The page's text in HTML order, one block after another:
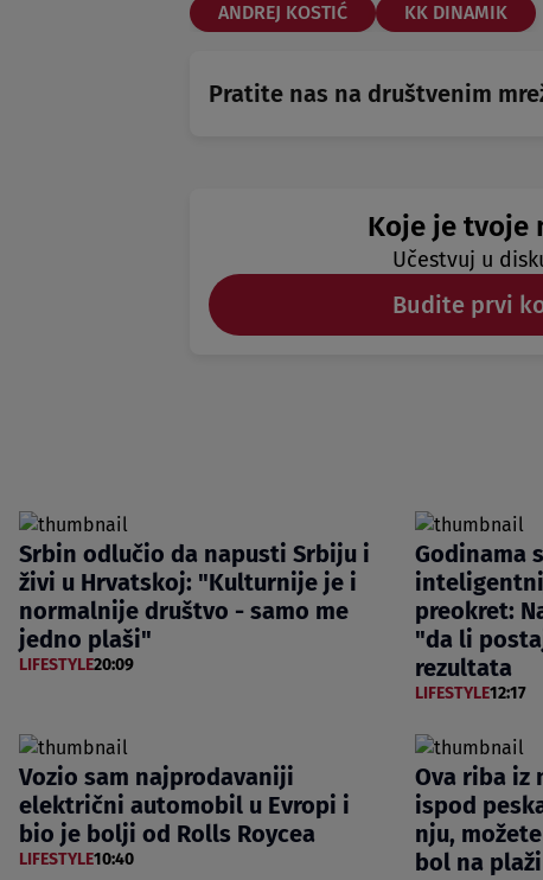
ANDREJ KOSTIĆ KK DINAMIK
Pratite nas na društvenim
Koje je tvoje
Učestvuj u
Budite prvi
Srbin odlučio da napusti Srbiju i
živi u Hrvatskoj: "Kulturnije je i
normalnije društvo - samo me
jedno plaši"
LIFESTYLE20:09
Godinama
preokret:
"da li
rezultata
LIFESTYLE12:17
Vozio sam najprodavaniji
električni automobil u Evropi i
bio je bolji od Rolls Roycea
LIFESTYLE10:40
Ova riba iz
ispod
nju,
bol na plaži